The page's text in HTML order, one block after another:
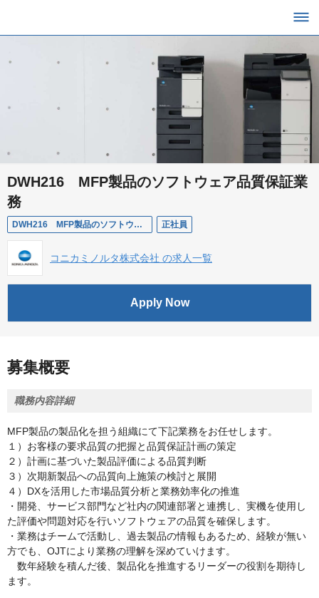
DWH216 MFP製品のソフトウェア品質保証業
務
DWH216 MFP製品のソフトウェア品質保証業務 正社員
コニカミノルタ株式会社 の求人一覧
Apply Now
募集概要
職務内容詳細
MFP製品の製品化を担う組織にて下記業務をお任せします。
１）お客様の要求品質の把握と品質保証計画の策定
２）計画に基づいた製品評価による品質判断
３）次期新製品への品質向上施策の検討と展開
４）DXを活用した市場品質分析と業務効率化の推進
・開発、サービス部門など社内の関連部署と連携し、実機を使用し
た評価や問題対応を行いソフトウェアの品質を確保します。
・業務はチームで活動し、過去製品の情報もあるため、経験が無い
方でも、OJTにより業務の理解を深めていけます。
数年経験を積んだ後、製品化を推進するリーダーの役割を期待し
ます。